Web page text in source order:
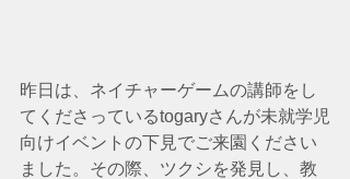
昨日は、ネイチャーゲームの講師をし
てくださっているtogaryさんが未就学児
向けイベントの下見でご来園ください
ました。その際、ツクシを発見し、教